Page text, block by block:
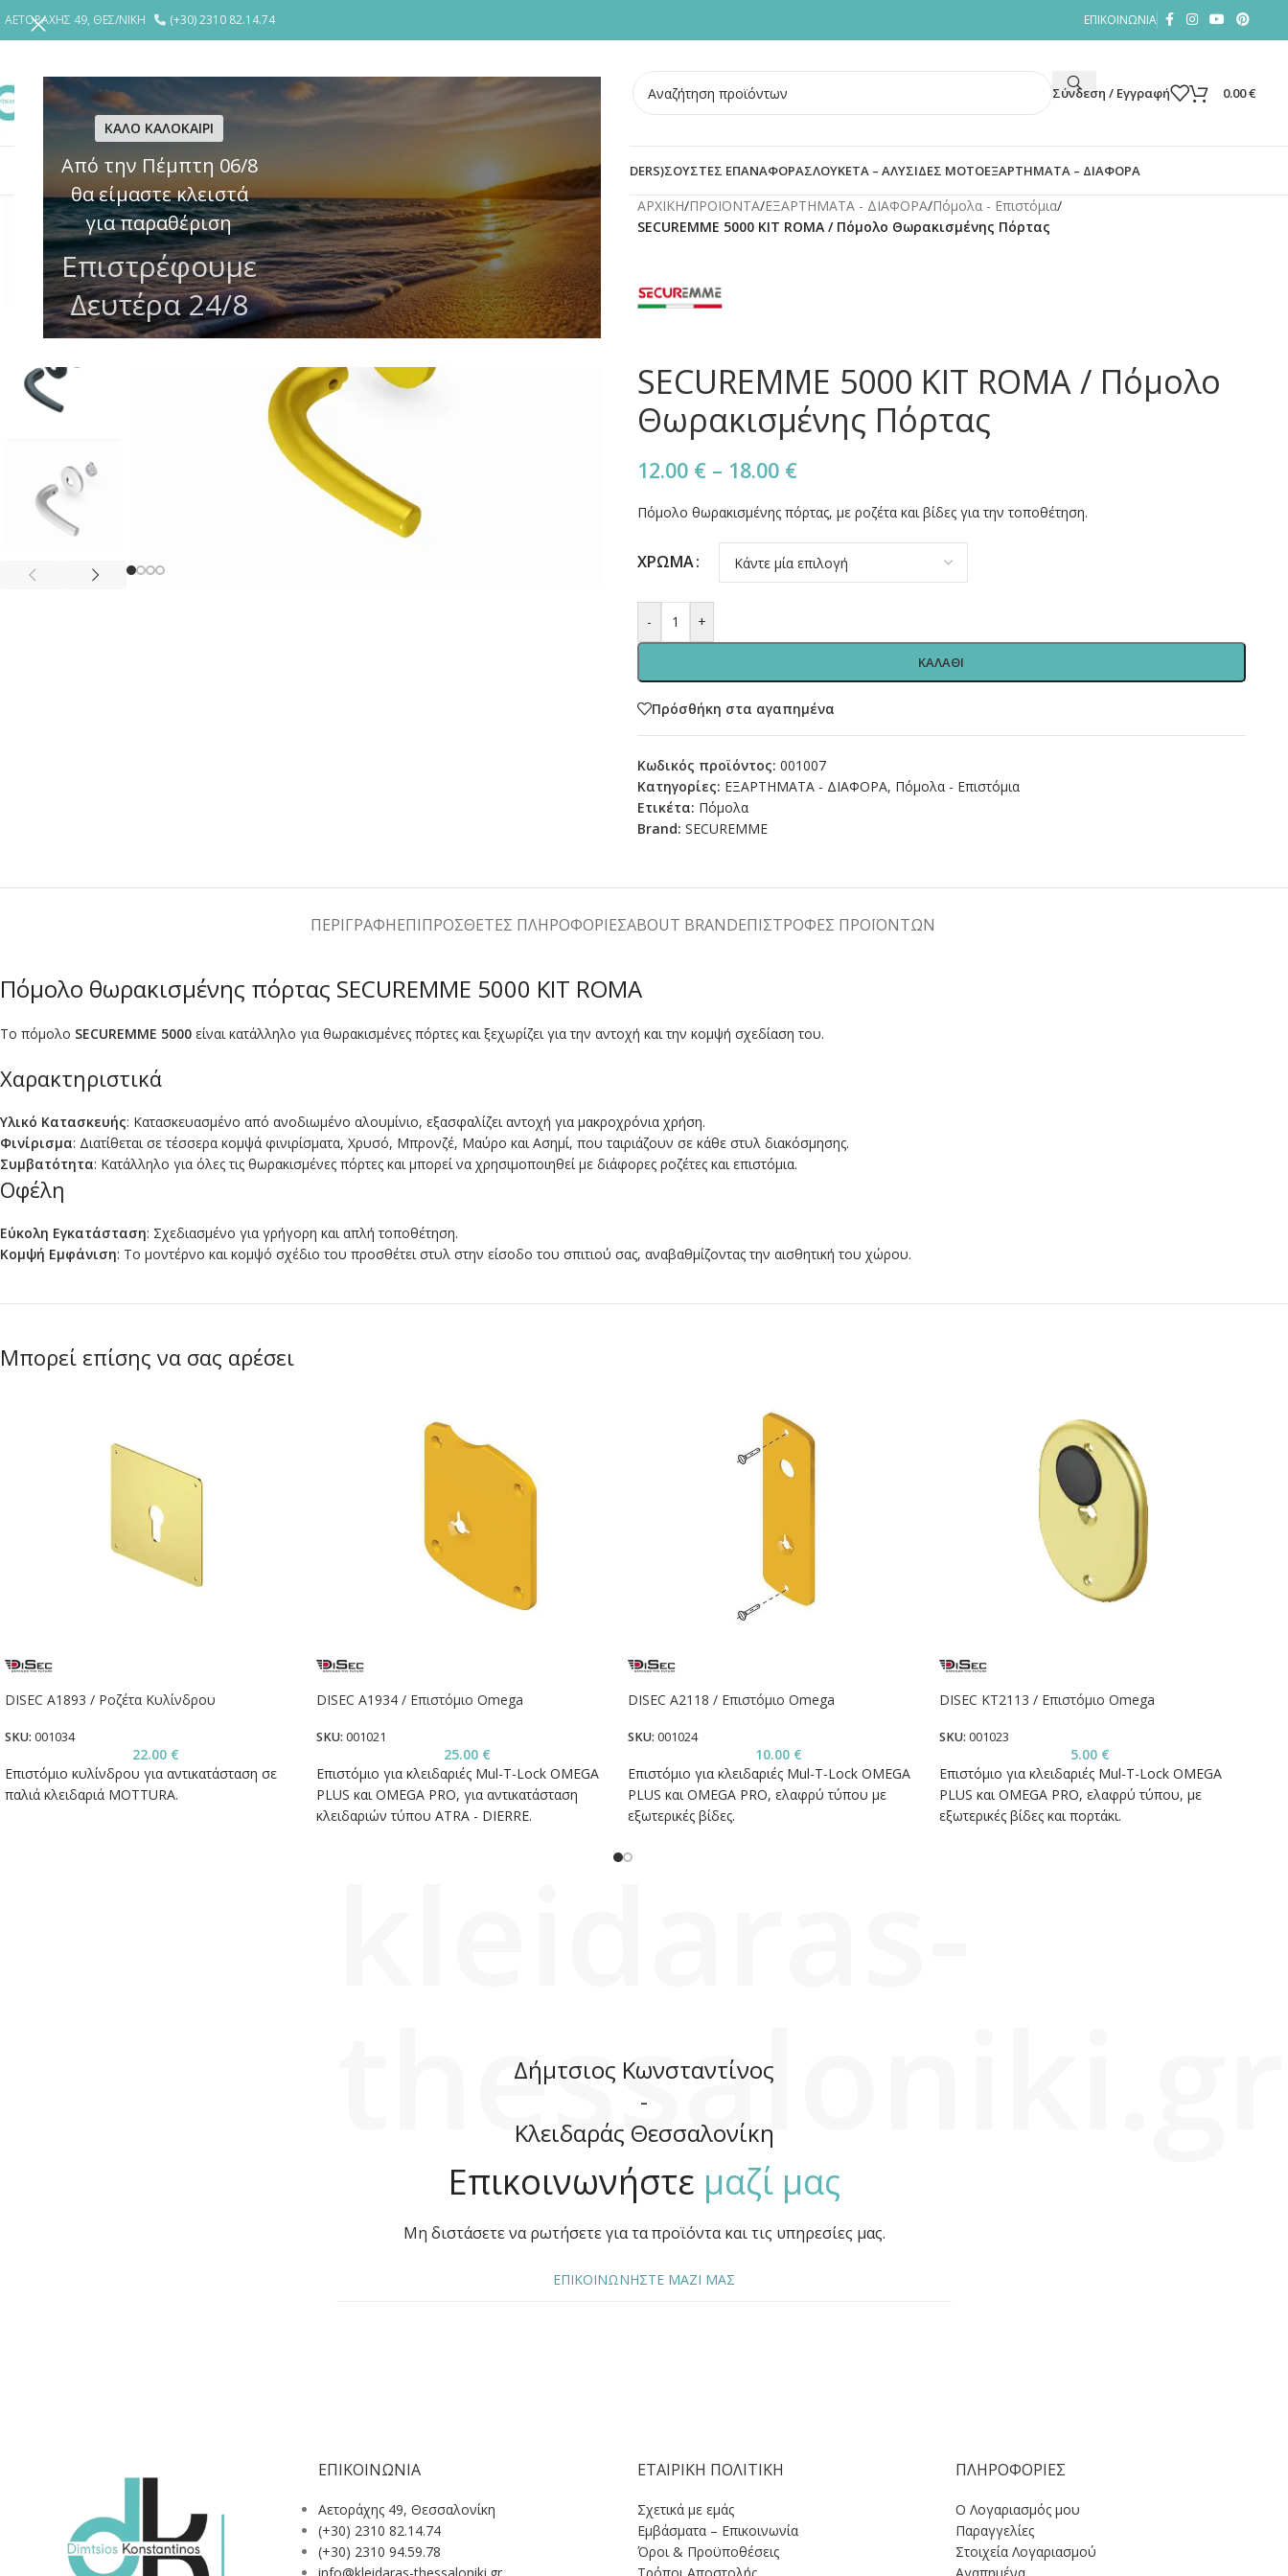
ΚΑΛΟ ΚΑΛΟΚΑΙΡΙ
Από την Πέμπτη 06/8
θα είμαστε κλειστά
για παραθέριση
Επιστρέφουμε
Δευτέρα 24/8
ΑΕΤΟΡΑΧΗΣ 49, ΘΕΣ/ΝΙΚΗ (+30) 2310 82.14.74 ΕΠΙΚΟΙΝΩΝΙΑ
ΕΤΑΙΡΕΙΑ YΠΗΡΕΣΙΕΣ ΘΩΡΑΚΙΣΜΕΝΕΣ ΠΟΡΤΕΣ Σύνδεση / Εγγραφή 0.00€
ΚΛΕΙΔΑΡΙΕΣΗΛΕΚΤΡΙΚΕΣ ΚΛΕΙΔΑΡΙΕΣ – ΚΥΠΡΙ ΠΡΟΣΤΑΣΙΑ ΚΥΛΙΝΔΡΟΥ (DEFENDERS)ΣΟΥΣΤΕΣ ΕΠΑΝΑΦΟΡΑΣΛΟΥΚΕΤΑ – ΑΛΥΣΙΔΕΣ ΜΟΤΟΕΞΑΡΤΗΜΑΤΑ – ΔΙΑΦΟΡΑ
ΑΡΧΙΚΗ/ΠΡΟΪΟΝΤΑ/ΕΞΑΡΤΗΜΑΤΑ - ΔΙΑΦΟΡΑ/Πόμολα - Επιστόμια/
SECUREMME 5000 KIT ROMA / Πόμολο Θωρακισμένης Πόρτας
SECUREMME 5000 KIT ROMA / Πόμολο
Θωρακισμένης Πόρτας
12.00 € – 18.00 €
Πόμολο θωρακισμένης πόρτας, με ροζέτα και βίδες για την τοποθέτηση.
ΧΡΩΜΑ
- +
ΚΑΛΑΘΙ
Πρόσθήκη στα αγαπημένα
Κωδικός προϊόντος: 001007
Κατηγορίες: ΕΞΑΡΤΗΜΑΤΑ - ΔΙΑΦΟΡΑ, Πόμολα - Επιστόμια
Ετικέτα: Πόμολα
Brand: SECUREMME
ΠΕΡΙΓΡΑΦΉΕΠΙΠΡΌΣΘΕΤΕΣ ΠΛΗΡΟΦΟΡΊΕΣABOUT BRANDΕΠΙΣΤΡΟΦΕΣ ΠΡΟΪΟΝΤΩΝ
Πόμολο θωρακισμένης πόρτας SECUREMME 5000 KIT ROMA
Το πόμολο SECUREMME 5000 είναι κατάλληλο για θωρακισμένες πόρτες και ξεχωρίζει για την αντοχή και την κομψή σχεδίαση του.
Χαρακτηριστικά
Υλικό Κατασκευής: Κατασκευασμένο από ανοδιωμένο αλουμίνιο, εξασφαλίζει αντοχή για μακροχρόνια χρήση.
Φινίρισμα: Διατίθεται σε τέσσερα κομψά φινιρίσματα, Χρυσό, Μπρονζέ, Μαύρο και Ασημί, που ταιριάζουν σε κάθε στυλ διακόσμησης.
Συμβατότητα: Κατάλληλο για όλες τις θωρακισμένες πόρτες και μπορεί να χρησιμοποιηθεί με διάφορες ροζέτες και επιστόμια.
Οφέλη
Εύκολη Εγκατάσταση: Σχεδιασμένο για γρήγορη και απλή τοποθέτηση.
Κομψή Εμφάνιση: Το μοντέρνο και κομψό σχέδιο του προσθέτει στυλ στην είσοδο του σπιτιού σας, αναβαθμίζοντας την αισθητική του χώρου.
Μπορεί επίσης να σας αρέσει
DISEC A1893 / Ροζέτα Κυλίνδρου
SKU: 001034
22.00 €
Επιστόμιο κυλίνδρου για αντικατάσταση σε
παλιά κλειδαριά MOTTURA.
DISEC A1934 / Επιστόμιο Omega
SKU: 001021
25.00 €
Επιστόμιο για κλειδαριές Mul-T-Lock OMEGA
PLUS και OMEGA PRO, για αντικατάσταση
κλειδαριών τύπου ATRA - DIERRE.
DISEC A2118 / Επιστόμιο Omega
SKU: 001024
10.00 €
Επιστόμιο για κλειδαριές Mul-T-Lock OMEGA
PLUS και OMEGA PRO, ελαφρύ τύπου με
εξωτερικές βίδες.
DISEC KT2113 / Επιστόμιο Omega
SKU: 001023
5.00 €
Επιστόμιο για κλειδαριές Mul-T-Lock OMEGA
PLUS και OMEGA PRO, ελαφρύ τύπου, με
εξωτερικές βίδες και πορτάκι.
thessaloniki.gr
Δήμτσιος Κωνσταντίνος
-
Κλειδαράς Θεσσαλονίκη
Επικοινωνήστε μαζί μας
Μη διστάσετε να ρωτήσετε για τα προϊόντα και τις υπηρεσίες μας.
ΕΠΙΚΟΙΝΩΝΗΣΤΕ ΜΑΖΙ ΜΑΣ
ΕΠΙΚΟΙΝΩΝΙΑ
Αετοράχης 49, Θεσσαλονίκη
(+30) 2310 82.14.74
(+30) 2310 94.59.78
info@kleidaras-thessaloniki.gr
ΕΤΑΙΡΙΚΗ ΠΟΛΙΤΙΚΗ
Σχετικά με εμάς
Εμβάσματα – Επικοινωνία
Όροι & Προϋποθέσεις
Tρόποι Αποστολής
ΠΛΗΡΟΦΟΡΙΕΣ
Ο Λογαριασμός μου
Παραγγελίες
Στοιχεία Λογαριασμού
Αγαπημένα